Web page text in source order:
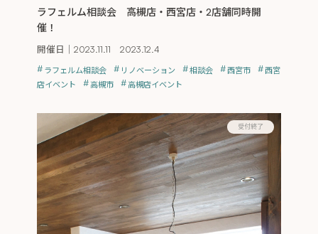
ラフェルム相談会 高槻店・西宮店・2店舗同時開
催！
開催日｜2023.11.11 2023.12.4
ラフェルム相談会 リノベーション 相談会 西宮市
西宮
店イベント
高槻市 高槻店イベント
受付終了